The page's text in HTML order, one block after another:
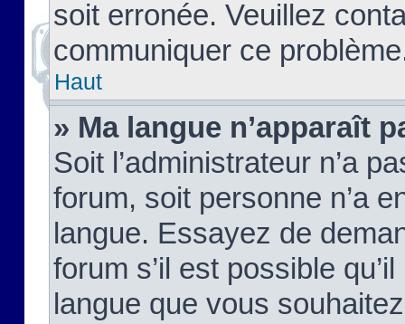
soit erronée. Veuillez
communiquer ce
Haut
» Ma langue n’apparaît
Soit l’administrateur n’a
forum, soit personne n’a
langue. Essayez de
forum s’il est possible
langue que vous